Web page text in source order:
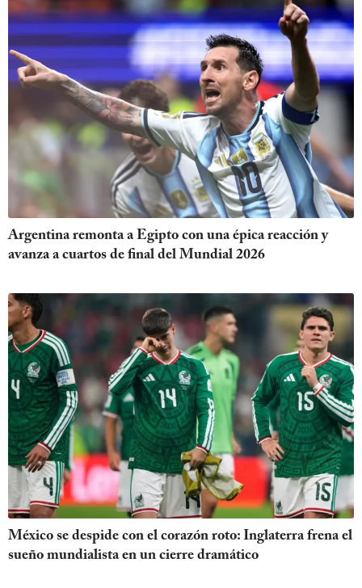
Argentina remonta a Egipto con una épica reacción y
avanza a cuartos de final del Mundial 2026
México se despide con el corazón roto: Inglaterra frena el
sueño mundialista en un cierre dramático